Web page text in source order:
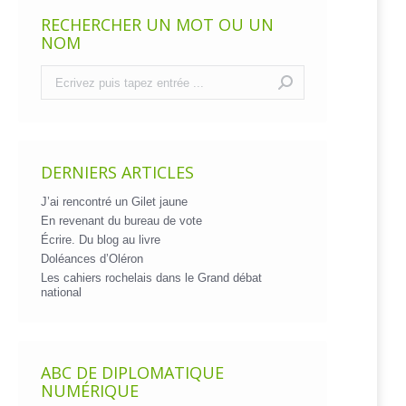
RECHERCHER UN MOT OU UN
NOM
DERNIERS ARTICLES
J’ai rencontré un Gilet jaune
En revenant du bureau de vote
Écrire. Du blog au livre
Doléances d’Oléron
Les cahiers rochelais dans le Grand débat
national
ABC DE DIPLOMATIQUE
NUMÉRIQUE